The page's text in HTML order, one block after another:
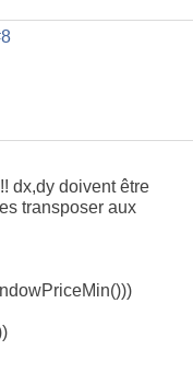
dx,dy doivent être
transposer aux